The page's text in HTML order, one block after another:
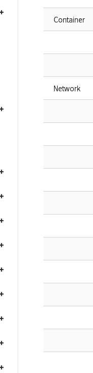
Container
Network